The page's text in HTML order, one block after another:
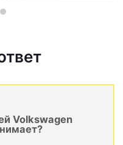
Volkswagen